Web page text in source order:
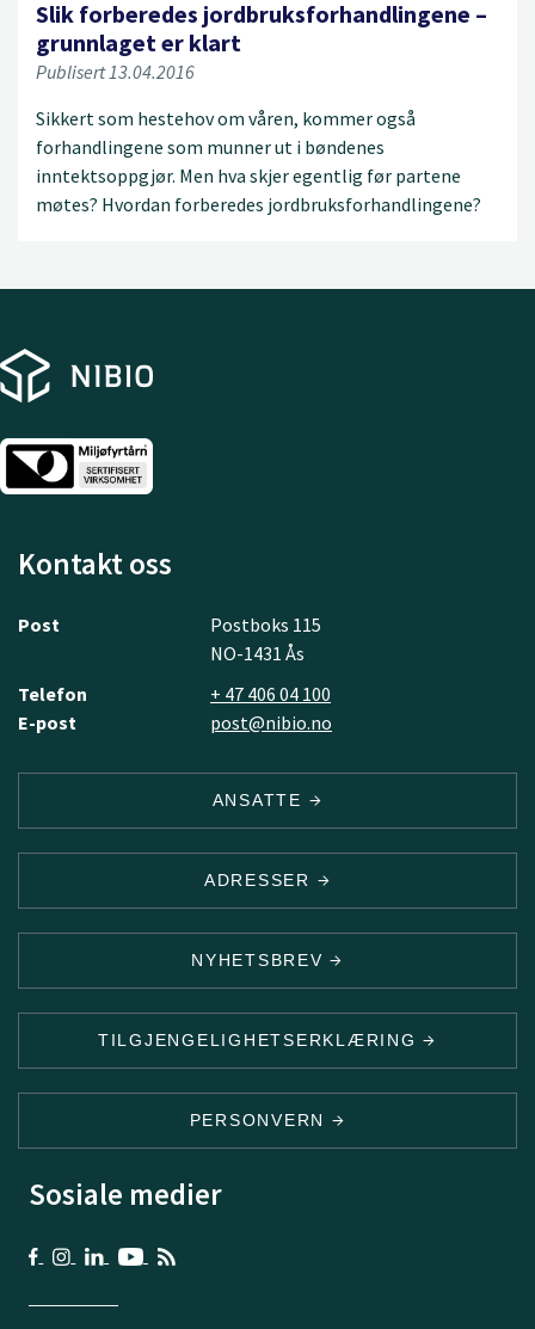
Slik forberedes jordbruksforhandlingene –
grunnlaget er klart
Publisert 13.04.2016
Sikkert som hestehov om våren, kommer også
forhandlingene som munner ut i bøndenes
inntektsoppgjør. Men hva skjer egentlig før partene
møtes? Hvordan forberedes jordbruksforhandlingene?
Kontakt oss
Post
Postboks 115
NO-1431 Ås
Telefon
+ 47 406 04 100
E-post
post@nibio.no
ANSATTE
ADRESSER
NYHETSBREV
TILGJENGELIGHETSERKLÆRING
PERSONVERN
Sosiale medier